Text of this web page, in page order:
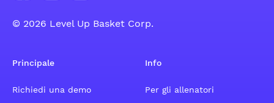
© 2026 Level Up Basket Corp.
Principale
Richiedi una demo
Info
Per gli allenatori